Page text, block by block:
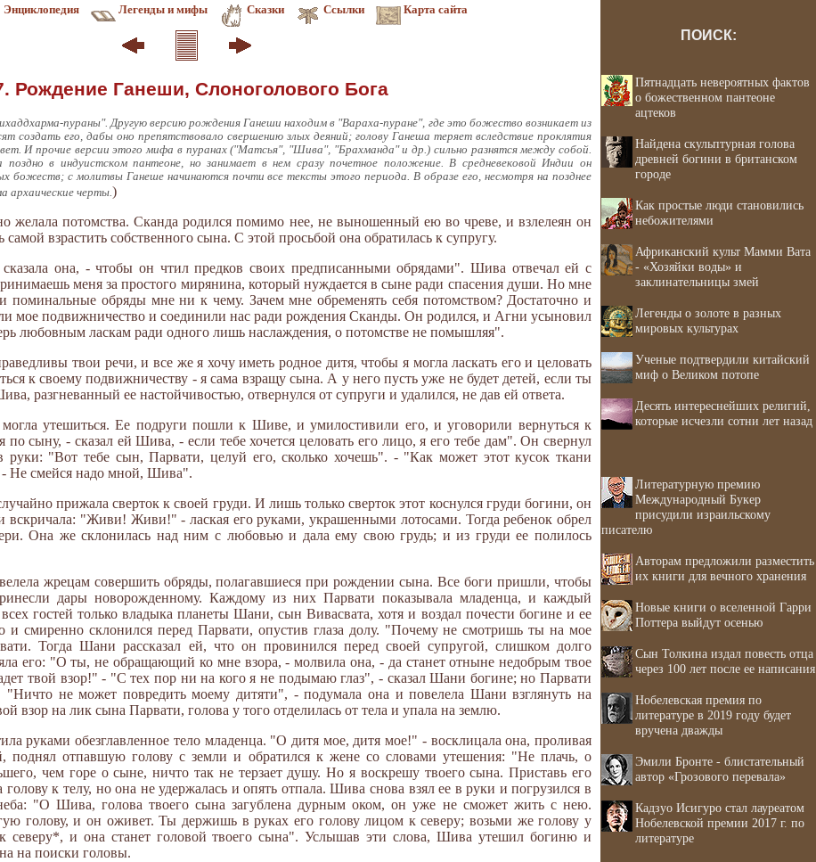
Энциклопедия Легенды и мифы Сказки Ссылки Карта сайта
Рождение Ганеши, Слоноголового Бога
пураны". Другую версию рождения Ганеши находим в "Вараха-пуране", где это божество возникает из
создать его, дабы оно препятствовало свершению злых деяний; голову Ганеша теряет вследствие проклятия
И прочие версии этого мифа в пуранах ("Матсья", "Шива", "Брахманда" и др.) сильно разнятся между собой.
поздно в индуистском пантеоне, но занимает в нем сразу почетное положение. В средневековой Индии он
божеств; с молитвы Ганеше начинаются почти все тексты этого периода. В образе его, несмотря на позднее
архаические черты.)
желала потомства. Сканда родился помимо нее, не выношенный ею во чреве, и взлелеян он
взрастить собственного сына. С этой просьбой она обратилась к супругу.
она, - чтобы он чтил предков своих предписанными обрядами". Шива отвечал ей с
меня за простого мирянина, который нуждается в сыне ради спасения души. Но мне
поминальные обряды мне ни к чему. Зачем мне обременять себя потомством? Достаточно и
мое подвижничество и соединили нас ради рождения Сканды. Он родился, и Агни усыновил
любовным ласкам ради одного лишь наслаждения, о потомстве не помышляя".
твои речи, и все же я хочу иметь родное дитя, чтобы я могла ласкать его и целовать
к своему подвижничеству - я сама взращу сына. А у него пусть уже не будет детей, если ты
разгневанный ее настойчивостью, отвернулся от супруги и удалился, не дав ей ответа.
утешиться. Ее подруги пошли к Шиве, и умилостивили его, и уговорили вернуться к
сыну, - сказал ей Шива, - если тебе хочется целовать его лицо, я его тебе дам". Он свернул
"Вот тебе сын, Парвати, целуй его, сколько хочешь". - "Как может этот кусок ткани
- Не смейся надо мной, Шива".
прижала сверток к своей груди. И лишь только сверток этот коснулся груди богини, он
вскричала: "Живи! Живи!" - лаская его руками, украшенными лотосами. Тогда ребенок обрел
Она же склонилась над ним с любовью и дала ему свою грудь; и из груди ее полилось
жрецам совершить обряды, полагавшиеся при рождении сына. Все боги пришли, чтобы
дары новорожденному. Каждому из них Парвати показывала младенца, и каждый
гостей только владыка планеты Шани, сын Вивасвата, хотя и воздал почести богине и ее
и смиренно склонился перед Парвати, опустив глаза долу. "Почему не смотришь ты на мое
Тогда Шани рассказал ей, что он провинился перед своей супругой, слишком долго
его: "О ты, не обращающий ко мне взора, - молвила она, - да станет отныне недобрым твое
твой взор!" - "С тех пор ни на кого я не подымаю глаз", - сказал Шани богине; но Парвати
"Ничто не может повредить моему дитяти", - подумала она и повелела Шани взглянуть на
взор на лик сына Парвати, голова у того отделилась от тела и упала на землю.
руками обезглавленное тело младенца. "О дитя мое, дитя мое!" - восклицала она, проливая
поднял отпавшую голову с земли и обратился к жене со словами утешения: "Не плачь, о
чем горе о сыне, ничто так не терзает душу. Но я воскрешу твоего сына. Приставь его
к телу, но она не удержалась и опять отпала. Шива снова взял ее в руки и погрузился в
неба: "О Шива, голова твоего сына загублена дурным оком, он уже не сможет жить с нею.
голову, и он оживет. Ты держишь в руках его голову лицом к северу; возьми же голову у
северу*, и она станет головой твоего сына". Услышав эти слова, Шива утешил богиню и
на поиски головы.
ПОИСК:
Пятнадцать невероятных фактов
о божественном пантеоне
ацтеков
Найдена скульптурная голова
древней богини в британском
городе
Как простые люди становились
небожителями
Африканский культ Мамми Вата
- «Хозяйки воды» и
заклинательницы змей
Легенды о золоте в разных
мировых культурах
Ученые подтвердили китайский
миф о Великом потопе
Десять интереснейших религий,
которые исчезли сотни лет назад
Литературную премию
Международный Букер
присудили израильскому
писателю
Авторам предложили разместить
их книги для вечного хранения
Новые книги о вселенной Гарри
Поттера выйдут осенью
Сын Толкина издал повесть отца
через 100 лет после ее написания
Нобелевская премия по
литературе в 2019 году будет
вручена дважды
Эмили Бронте - блистательный
автор «Грозового перевала»
Кадзуо Исигуро стал лауреатом
Нобелевской премии 2017 г. по
литературе